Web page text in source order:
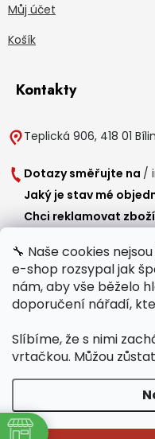
🔧 Naše cookies
e-shop rozsypal jak
nám, aby vše běželo
doporučení nářadí,
Slíbíme, že s nimi
vrtačkou. Můžou
Můj účet
Košík
Kontakty
Teplická 906, 418 01
Dotazy směřujte na /
Jaký je stav mé
Chci reklamovat zboží
Provozní doba
Po-Čt / 8:00 - 15:00
Polední přestávka /
Copyright 2026Jipos.cz.